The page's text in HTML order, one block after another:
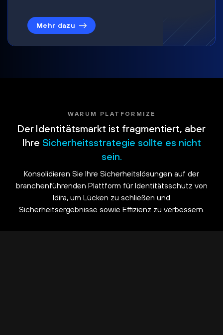
Mehr dazu
WARUM PLATFORMIZE
Der Identitätsmarkt ist fragmentiert, aber
Ihre Sicherheitsstrategie sollte es nicht
sein.
Konsolidieren Sie Ihre Sicherheitslösungen auf der
branchenführenden Plattform für Identitätsschutz von
Idira, um Lücken zu schließen und
Sicherheitsergebnisse sowie Effizienz zu verbessern.